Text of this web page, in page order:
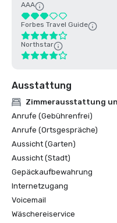
AAA
Forbes Travel Guide
Northstar
Ausstattung
Zimmerausstattung
Anrufe (Gebührenfrei)
Anrufe (Ortsgespräche)
Aussicht (Garten)
Aussicht (Stadt)
Gepäckaufbewahrung
Internetzugang
Voicemail
Wäschereiservice